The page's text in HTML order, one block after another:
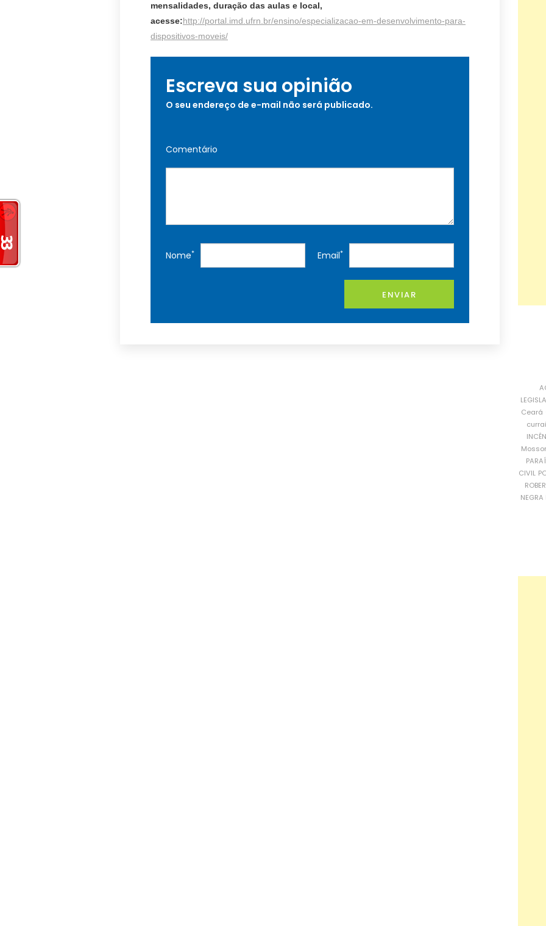
mensalidades, duração das aulas e local,
acesse:http://portal.imd.ufrn.br/ensino/especializacao-em-desenvolvimento-para-
dispositivos-moveis/
Escreva sua opinião
O seu endereço de e-mail não será publicado.
Comentário
Nome* Email*
ENVIAR
Ceará
CIVIL
NEGRA